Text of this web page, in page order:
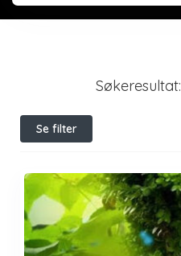
Søkeresultat:
Se filter